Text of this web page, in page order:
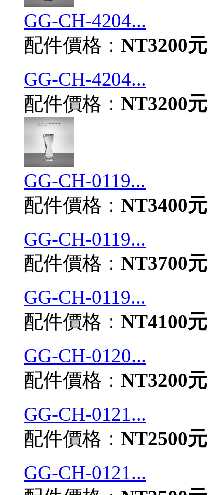
GG-CH-4204...
配件價格： NT3200元
GG-CH-4204...
配件價格： NT3200元
GG-CH-0119...
配件價格： NT3400元
GG-CH-0119...
配件價格： NT3700元
GG-CH-0119...
配件價格： NT4100元
GG-CH-0120...
配件價格： NT3200元
GG-CH-0121...
配件價格： NT2500元
GG-CH-0121...